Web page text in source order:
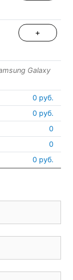
+
Galaxy
0 руб.
0 руб.
0
0
0 руб.